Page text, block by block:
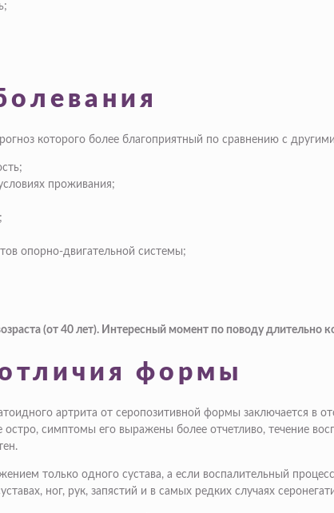
которого более благоприятный по сравнению с
проживания;
опорно-двигательной системы;
(от 40 лет). Интересный момент по поводу
формы
артрита от серопозитивной формы заключается в
симптомы его выражены более отчетливо, течение
только одного сустава, а если воспалительный
ног, рук, запястий и в самых редких случаях